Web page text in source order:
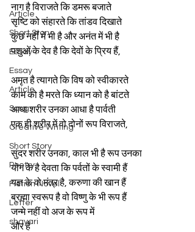
Article
Short Story
Essay
Essay
Article
Song
Creative Writing
Short Story
Poetry
Fiction Novel
Letter
shayari
नाग है विराजते कि डमरू बजाते
सृष्टि को संहारते कि तांडव दिखाते
कुछ नहीं में भी है और अनंत में भी है
पशुओं के देव है कि देवों के प्रिय हैं,
अमृत है त्यागते कि विष को स्वीकारते
काम को है मरते कि ध्यान को है बांटते
आधा शरीर उनका आधा है पार्वती
एक ही शरीर में वो दोनों रूप विराजते,
सुंदर शरीर उनका, काल भी है रूप उनका
योग के है देवता कि पर्वतों के स्वामी हैं
यज्ञ के वो मंत्र है, करुणा की खान हैं
ब्रह्मा स्वरूप है वो विष्णु के भी रूप हैं
जन्मे नहीं वो अज के रूप में
और हैं